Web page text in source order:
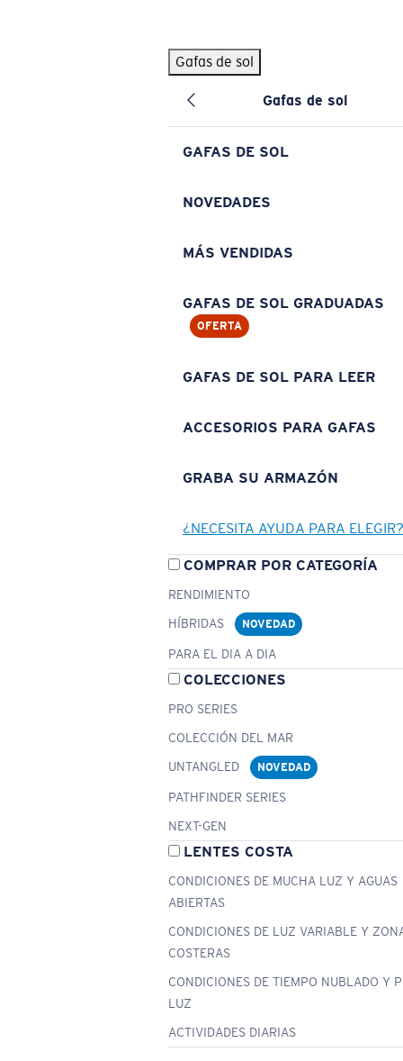
Gafas de sol
Gafas de sol
GAFAS DE SOL
NOVEDADES
MÁS VENDIDAS
GAFAS DE SOL GRADUADAS
OFERTA
GAFAS DE SOL PARA LEER
ACCESORIOS PARA GAFAS
GRABA SU ARMAZÓN
¿NECESITA AYUDA PARA ELEGIR?
COMPRAR POR CATEGORÍA
RENDIMIENTO
HÍBRIDAS
NOVEDAD
PARA EL DIA A DIA
COLECCIONES
PRO SERIES
COLECCIÓN DEL MAR
UNTANGLED
NOVEDAD
PATHFINDER SERIES
NEXT-GEN
LENTES COSTA
CONDICIONES DE MUCHA LUZ Y AGUAS
ABIERTAS
CONDICIONES DE LUZ VARIABLE Y
COSTERAS
CONDICIONES DE TIEMPO NUBLADO Y
LUZ
ACTIVIDADES DIARIAS
BÚSQUEDAS POPULARES
Pilothouse PRO Limited Edition Pack Exclusivo
Gafas de sol personalizadas
Los más vendidos de gafas de sol